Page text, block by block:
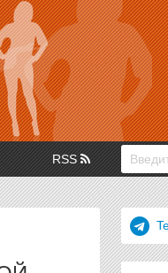
RSS